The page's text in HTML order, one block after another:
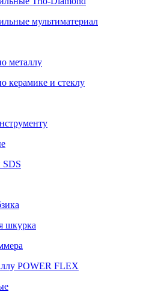
мультиматериал
металлу
керамике и стеклу
SDS
шкурка
POWER FLEX